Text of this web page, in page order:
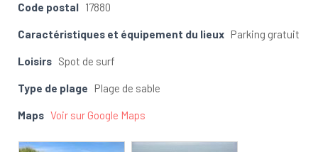
Code postal 17880
Caractéristiques et équipement du lieux Parking gratuit
Loisirs Spot de surf
Type de plage Plage de sable
Maps Voir sur Google Maps